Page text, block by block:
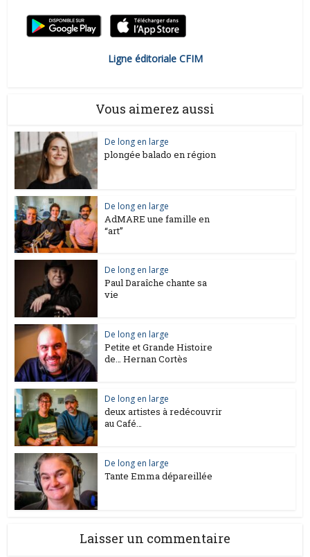
Ligne éditoriale CFIM
Vous aimerez aussi
De long en large
plongée balado en région
De long en large
AdMARE une famille en
“art”
De long en large
Paul Daraîche chante sa
vie
De long en large
Petite et Grande Histoire
de… Hernan Cortès
De long en large
deux artistes à redécouvrir
au Café…
De long en large
Tante Emma dépareillée
Laisser un commentaire